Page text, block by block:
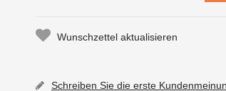
Wunschzettel aktualisieren
Schreiben Sie die erste